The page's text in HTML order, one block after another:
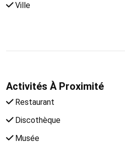
Ville
Activités À Proximité
Restaurant
Discothèque
Musée